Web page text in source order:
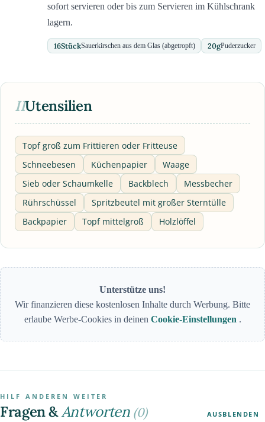
sofort servieren oder bis zum Servieren im Kühlschrank
lagern.
16StückSauerkirschen aus dem Glas (abgetropft) 20gPuderzucker
IIUtensilien
Topf groß zum Frittieren oder Fritteuse
Schneebesen
Küchenpapier
Waage
Sieb oder Schaumkelle
Backblech
Messbecher
Rührschüssel
Spritzbeutel mit großer Sterntülle
Backpapier
Topf mittelgroß Holzlöffel
Unterstütze uns!
Wir finanzieren diese kostenlosen Inhalte durch Werbung. Bitte
erlaube Werbe-Cookies in deinen Cookie-Einstellungen .
HILF ANDEREN WEITER
Fragen &Antworten (0) AUSBLENDEN